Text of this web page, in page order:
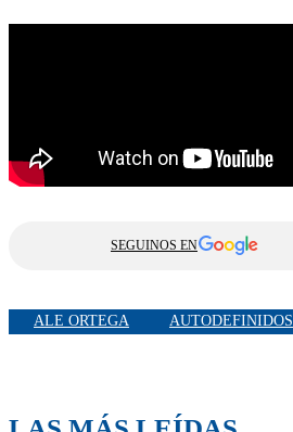
SEGUINOS EN
ALE ORTEGA AUTODEFINIDOS